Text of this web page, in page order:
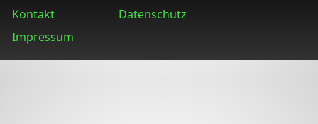
Kontakt
Datenschutz
Impressum